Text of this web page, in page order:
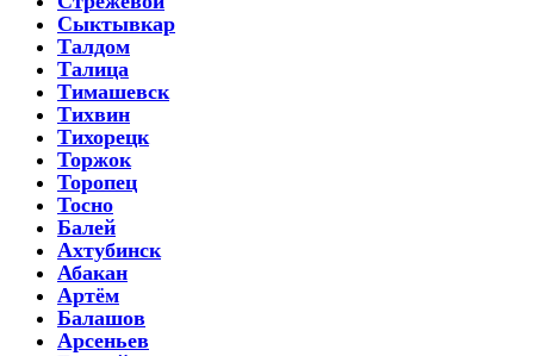
Сыктывкар
Талдом
Талица
Тимашевск
Тихвин
Тихорецк
Торжок
Торопец
Тосно
Балей
Ахтубинск
Абакан
Артём
Балашов
Арсеньев